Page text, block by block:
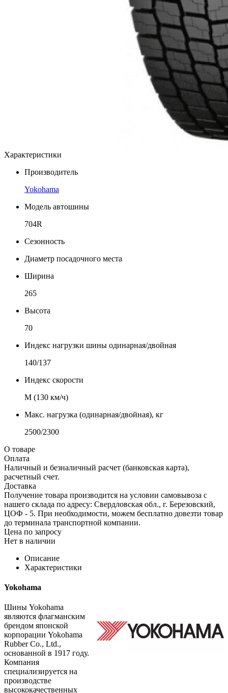
Характеристики
Производитель
Yokohama
Модель автошины
704R
Сезонность
Диаметр посадочного места
Ширина
265
Высота
70
Индекс нагрузки шины одинарная/двойная
140/137
Индекс скорости
М (130 км/ч)
Макс. нагрузка (одинарная/двойная), кг
2500/2300
О товаре
Оплата
Наличный и безналичный расчет (банковская карта),
расчетный счет.
Доставка
Получение товара производится на условии самовывоза с
нашего склада по адресу: Свердловская обл., г. Березовский,
ЦОФ - 5. При необходимости, можем бесплатно довезти товар
до терминала транспортной компании.
Цена по запросу
Нет в наличии
Описание
Характеристики
Yokohama
Шины Yokohama
являются флагманским
брендом японской
корпорации Yokohama
Rubber Co., Ltd.,
основанной в 1917 году.
Компания
специализируется на
производстве
высококачественных